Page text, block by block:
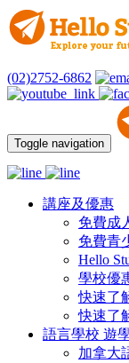
(02)2752-6862
Toggle navigation
講座及優惠
免費成
免費青
Hello
學校優
快速了
快速了
語言學校 遊
加拿大